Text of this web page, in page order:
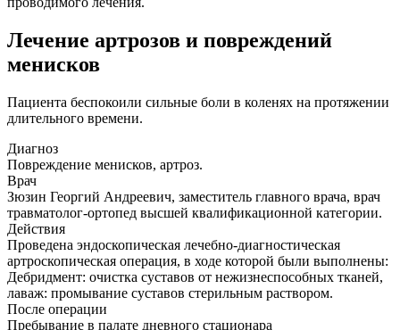
Лечение артрозов и повреждений
менисков
Пациента беспокоили сильные боли в коленях на протяжении
длительного времени.
Диагноз
Повреждение менисков, артроз.
Врач
Зюзин Георгий Андреевич, заместитель главного врача, врач
травматолог-ортопед высшей квалификационной категории.
Действия
Проведена эндоскопическая лечебно-диагностическая
артроскопическая операция, в ходе которой были выполнены:
Дебридмент: очистка суставов от нежизнеспособных тканей,
лаваж: промывание суставов стерильным раствором.
После операции
Пребывание в палате дневного стационара